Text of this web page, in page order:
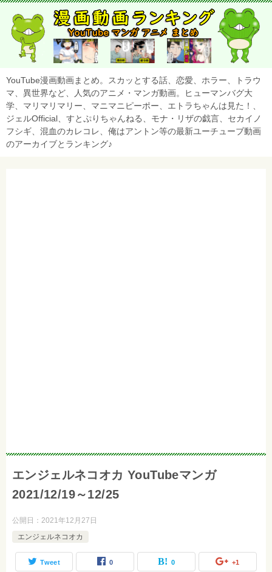
YouTube漫画動画まとめ。スカッとする話、恋愛、ホラー、トラウ
マ、異世界など、人気のアニメ・マンガ動画。ヒューマンバグ大
学、マリマリマリー、マニマニピーポー、エトラちゃんは見た！、
ジェルOfficial、すとぷりちゃんねる、モナ・リザの戯言、セカイノ
フシギ、混血のカレコレ、俺はアントン等の最新ユーチューブ動画
のアーカイブとランキング♪
エンジェルネコオカ YouTubeマンガ
2021/12/19～12/25
公開日： 2021年12月27日
エンジェルネコオカ
Tweet 0 0 +1